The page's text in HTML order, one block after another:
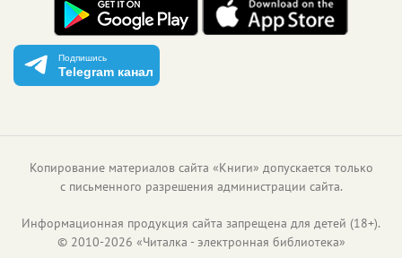
Подпишись
Telegram канал
Копирование материалов сайта «Книги» допускается только
с письменного разрешения администрации сайта.
Информационная продукция сайта запрещена для детей (18+).
© 2010-2026 «Читалка - электронная библиотека»